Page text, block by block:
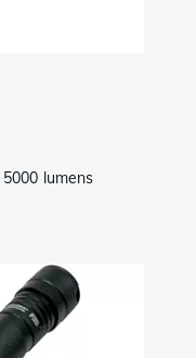
lumens